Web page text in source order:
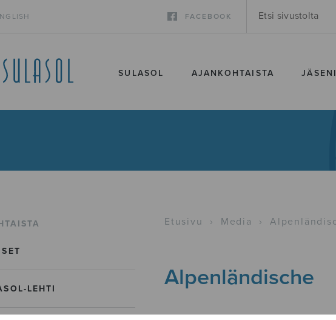
FACEBOOK
SULASOL AJANKOHTAISTA
LEHTI
Etusivu › Media ›
Alpenländische